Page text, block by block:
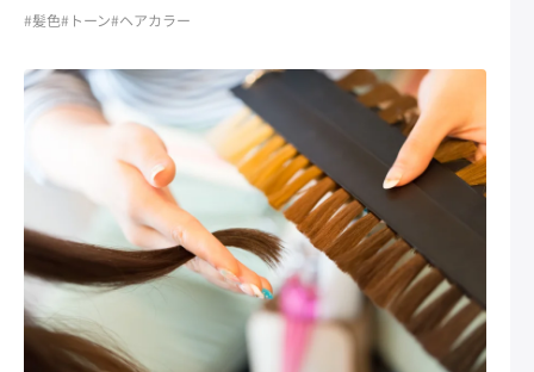
#髪色#トーン#ヘアカラー